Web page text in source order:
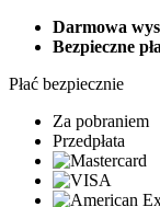
Darmowa
Bezpieczne
Płać bezpiecznie
Za pobraniem
Przedpłata